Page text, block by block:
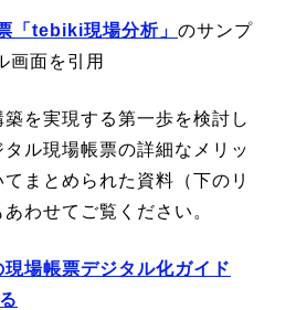
「tebiki現場分析」 のサンプ
画面を引用
を実現する第一歩を検討し
ル現場帳票の詳細なメリッ
てまとめられた資料（下のリ
わせてご覧ください。
現場帳票デジタル化ガイド